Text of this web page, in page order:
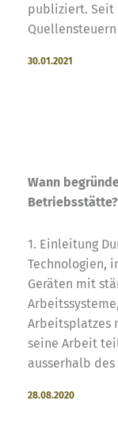
publiziert. Seit
30.01.2021
Wann
Betriebsstätte?
1. Einleitung
Technologien,
Geräten mit
Arbeitsplatzes
seine Arbeit
ausserhalb
28.08.2020